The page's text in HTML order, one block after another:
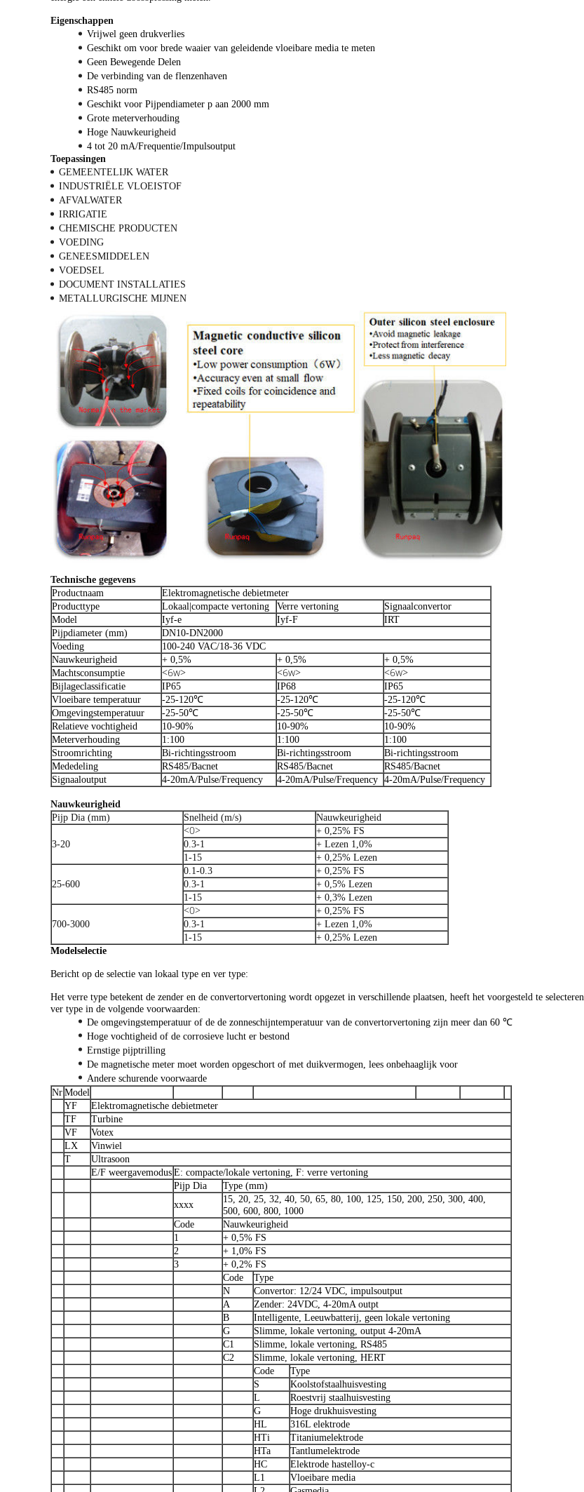
Eigenschappen
Vrijwel geen drukverlies
Geschikt om voor brede waaier van geleidende vloeibare media te meten
Geen Bewegende Delen
De verbinding van de flenzenhaven
RS485 norm
Geschikt voor Pijpendiameter p aan 2000 mm
Grote meterverhouding
Hoge Nauwkeurigheid
4 tot 20 mA/Frequentie/Impulsoutput
Toepassingen
GEMEENTELIJK WATER
INDUSTRIËLE VLOEISTOF
AFVALWATER
IRRIGATIE
CHEMISCHE PRODUCTEN
VOEDING
GENEESMIDDELEN
VOEDSEL
DOCUMENT INSTALLATIES
METALLURGISCHE MIJNEN
Technische gegevens
Productnaam
Elektromagnetische debietmeter
Producttype
Lokaal|compacte vertoning Verre vertoning
Signaalconvertor
Model
Iyf-e Iyf-F
IRT
Pijpdiameter (mm)
DN10-DN2000
Voeding
100-240 VAC/18-36 VDC
Nauwkeurigheid
+ 0,5% + 0,5%
+ 0,5%
Machtsconsumptie
<6w> <6w> <6w>
Bijlageclassificatie IP65 IP68
IP65
Vloeibare temperatuur
-25-120℃ -25-120℃
-25-120℃
Omgevingstemperatuur
-25-50℃ -25-50℃
-25-50℃
Relatieve vochtigheid
10-90% 10-90%
10-90%
Meterverhouding
1:100 1:100
1:100
Stroomrichting
Bi-richtingsstroom Bi-richtingsstroom
Bi-richtingsstroom
Mededeling
RS485/Bacnet RS485/Bacnet
RS485/Bacnet
Signaaloutput
4-20mA/Pulse/Frequency 4-20mA/Pulse/Frequency 4-20mA/Pulse/Frequency
Nauwkeurigheid
Pijp Dia (mm)
Snelheid (m/s) Nauwkeurigheid
3-20
<0>
+ 0,25% FS
0.3-1
+ Lezen 1,0%
1-15
+ 0,25% Lezen
25-600
0.1-0.3
+ 0,25% FS
0.3-1
+ 0,5% Lezen
1-15
+ 0,3% Lezen
700-3000
<0>
+ 0,25% FS
0.3-1
+ Lezen 1,0%
1-15
+ 0,25% Lezen
Modelselectie
Bericht op de selectie van lokaal type en ver type:
Het verre type betekent de zender en de convertorvertoning wordt opgezet in verschillende plaatsen, heeft het voorgesteld te selecteren
ver type in de volgende voorwaarden:
De omgevingstemperatuur of de de zonneschijntemperatuur van de convertorvertoning zijn meer dan 60 ℃
Hoge vochtigheid of de corrosieve lucht er bestond
Ernstige pijptrilling
De magnetische meter moet worden opgeschort of met duikvermogen, lees onbehaaglijk voor
Andere schurende voorwaarde
Nr Model
YF
Elektromagnetische debietmeter
TF
Turbine
VF
Votex
LX
Vinwiel
T
Ultrasoon
E/F weergavemodus E: compacte/lokale vertoning, F: verre vertoning
Pijp Dia
Type (mm)
xxxx
15, 20, 25, 32, 40, 50, 65, 80, 100, 125, 150, 200, 250, 300, 400,
500, 600, 800, 1000
Code
Nauwkeurigheid
1
+ 0,5% FS
2
+ 1,0% FS
3
+ 0,2% FS
Code
Type
N
Convertor: 12/24 VDC, impulsoutput
A
Zender: 24VDC, 4-20mA outpt
B
Intelligente, Leeuwbatterij, geen lokale vertoning
G
Slimme, lokale vertoning, output 4-20mA
C1
Slimme, lokale vertoning, RS485
C2
Slimme, lokale vertoning, HERT
Code
Type
S
Koolstofstaalhuisvesting
L
Roestvrij staalhuisvesting
G
Hoge drukhuisvesting
HL
316L elektrode
HTi
Titaniumelektrode
HTa
Tantlumelektrode
HC
Elektrode hastelloy-c
L1
Vloeibare media